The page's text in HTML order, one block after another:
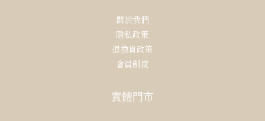
關於我們
隱私政策
退換貨政策
會員制度
實體門市